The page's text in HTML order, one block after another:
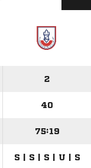
2
40
75:19
S | S | S | U | S